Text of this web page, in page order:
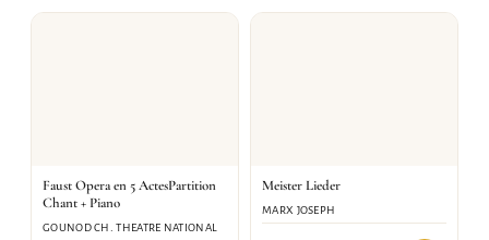
Faust Opera en 5 ActesPartition
Chant + Piano
GOUNOD CH. THEATRE NATIONAL
Meister Lieder
MARX JOSEPH